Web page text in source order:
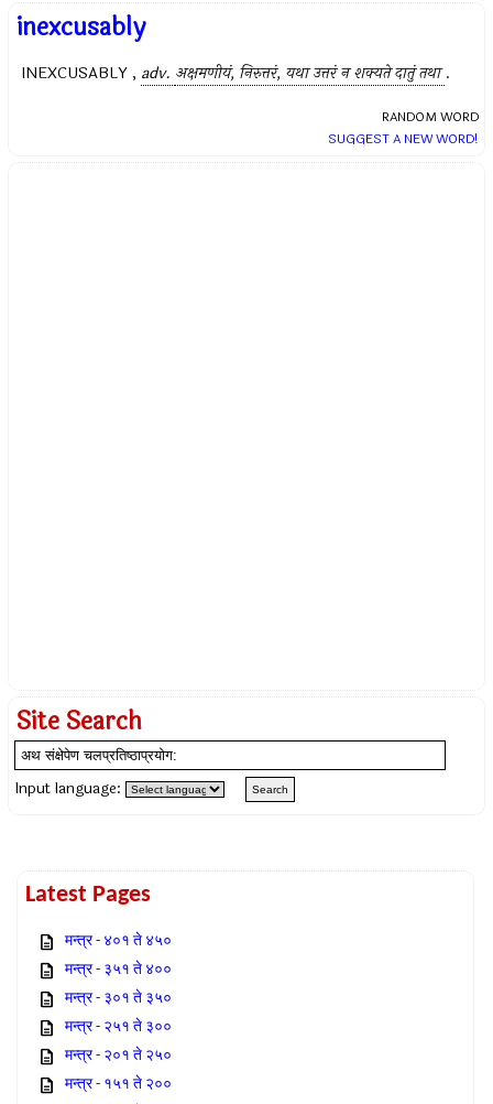
inexcusably
INEXCUSABLY , adv. अक्षमणीयं, निरुत्तरं, यथा उत्तरं न शक्यते दातुं तथा .
RANDOM WORD
SUGGEST A NEW WORD!
Site Search
Input language:
Latest Pages
मन्त्र - ४०१ ते ४५०
मन्त्र - ३५१ ते ४००
मन्त्र - ३०१ ते ३५०
मन्त्र - २५१ ते ३००
मन्त्र - २०१ ते २५०
मन्त्र - १५१ ते २००